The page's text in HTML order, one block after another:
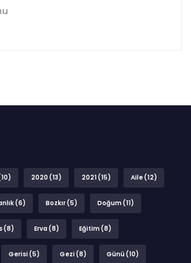
2020 (13) 2021(15) Aile(12)
(6) Bozkır(5) Doğum(11)
(8) Erva(8) Eğitim(8)
Gerisi(5) Gezi(8) Günü(10)